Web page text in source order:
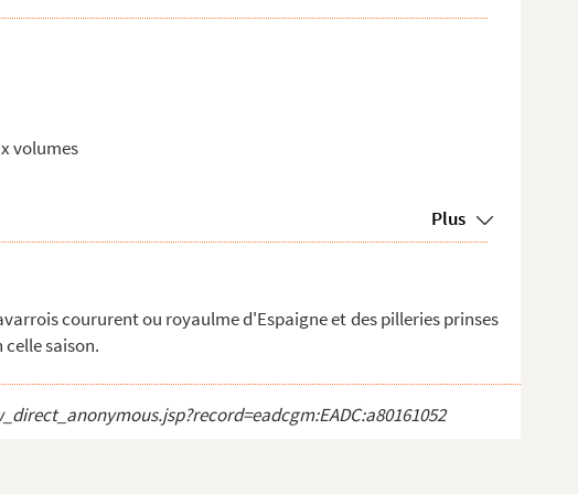
volumes
Plus
coururent ou royaulme d'Espaigne et des pilleries prinses
saison.